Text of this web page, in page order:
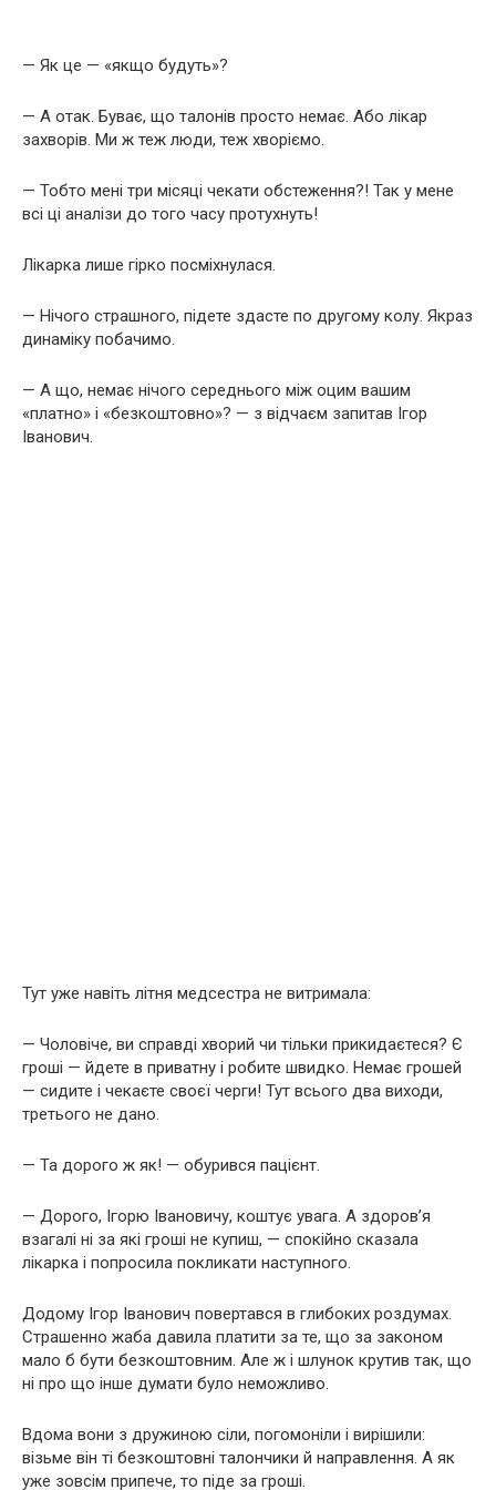
— Як це — «якщо будуть»?
— А отак. Буває, що талонів просто немає. Або лікар
захворів. Ми ж теж люди, теж хворіємо.
— Тобто мені три місяці чекати обстеження?! Так у мене
всі ці аналізи до того часу протухнуть!
Лікарка лише гірко посміхнулася.
— Нічого страшного, підете здасте по другому колу. Якраз
динаміку побачимо.
— А що, немає нічого середнього між оцим вашим
«платно» і «безкоштовно»? — з відчаєм запитав Ігор
Іванович.
Тут уже навіть літня медсестра не витримала:
— Чоловіче, ви справді хворий чи тільки прикидаєтеся? Є
гроші — йдете в приватну і робите швидко. Немає грошей
— сидите і чекаєте своєї черги! Тут всього два виходи,
третього не дано.
— Та дорого ж як! — обурився пацієнт.
— Дорого, Ігорю Івановичу, коштує увага. А здоров’я
взагалі ні за які гроші не купиш, — спокійно сказала
лікарка і попросила покликати наступного.
Додому Ігор Іванович повертався в глибоких роздумах.
Страшенно жаба давила платити за те, що за законом
мало б бути безкоштовним. Але ж і шлунок крутив так, що
ні про що інше думати було неможливо.
Вдома вони з дружиною сіли, погомоніли і вирішили:
візьме він ті безкоштовні талончики й направлення. А як
уже зовсім припече, то піде за гроші.